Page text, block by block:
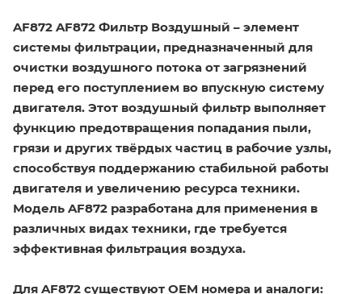
AF872 AF872 Фильтр Воздушный – элемент
системы фильтрации, предназначенный для
очистки воздушного потока от загрязнений
перед его поступлением во впускную систему
двигателя. Этот воздушный фильтр выполняет
функцию предотвращения попадания пыли,
грязи и других твёрдых частиц в рабочие узлы,
способствуя поддержанию стабильной работы
двигателя и увеличению ресурса техники.
Модель AF872 разработана для применения в
различных видах техники, где требуется
эффективная фильтрация воздуха.
Для AF872 существуют OEM номера и аналоги: